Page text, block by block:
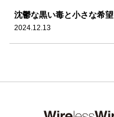
沈鬱な黒い毒と小さな希望
2024.12.13